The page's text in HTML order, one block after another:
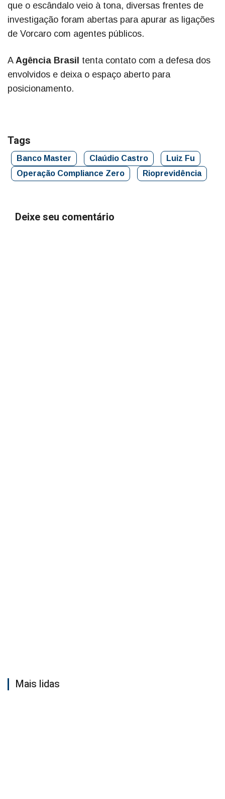
que o escândalo veio à tona, diversas frentes de
investigação foram abertas para apurar as ligações
de Vorcaro com agentes públicos.
A Agência Brasil tenta contato com a defesa dos
envolvidos e deixa o espaço aberto para
posicionamento.
Tags
Banco Master Claúdio Castro
Luiz Fu
Operação Compliance Zero
Rioprevidência
Deixe seu comentário
Mais lidas